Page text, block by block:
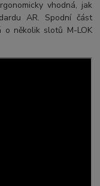
vhodná, jak
AR. Spodní část
o několik slotů M-LOK